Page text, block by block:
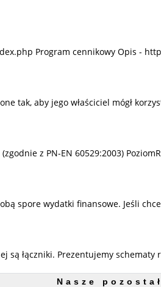
Program cennikowy Opis -
tak, aby jego właściciel mógł
z PN-EN 60529:2003)
spore wydatki finansowe. Jeśli
łączniki. Prezentujemy schematy
Nasze